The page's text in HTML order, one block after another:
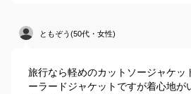
ともぞう(50代・女性)
旅行なら軽めのカットソージャケッ
ーラードジャケットですが着心地が